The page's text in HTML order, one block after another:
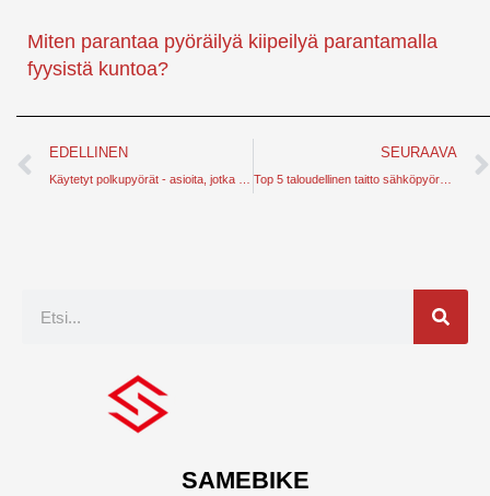
Miten parantaa pyöräilyä kiipeilyä parantamalla
fyysistä kuntoa?
Edellinen
EDELLINEN
Käytetyt polkupyörät - asioita, jotka on otettava huomioon niitä hankittaessa
SEURAAVA
Top 5 taloudellinen taitto sähköpyörä pyöräilijöille voi ostaa juuri nyt
SAMEBIKE